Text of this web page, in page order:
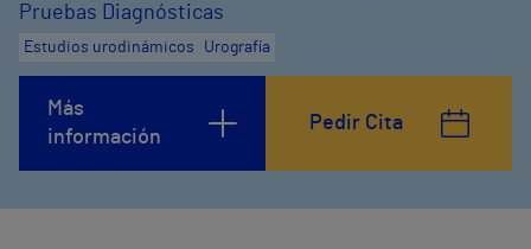
Pruebas Diagnósticas
Estudios urodinámicos Urografía
Más
información
Pedir Cita